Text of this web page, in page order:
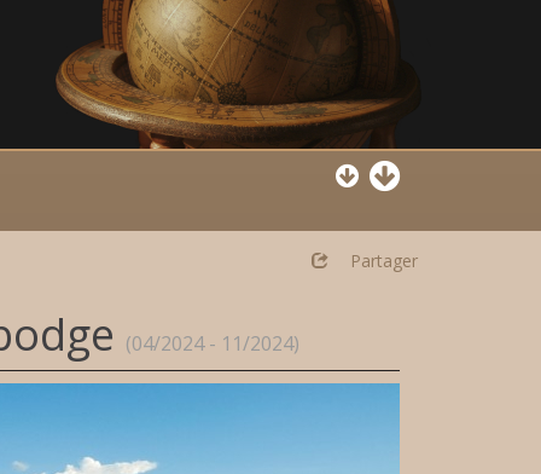
Partager
(04/2024 - 11/2024)